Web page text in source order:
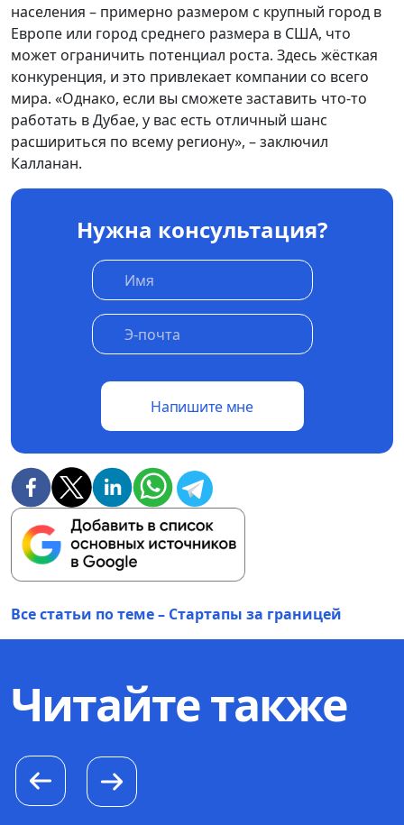
населения – примерно размером с крупный город в
Европе или город среднего размера в США, что
может ограничить потенциал роста. Здесь жёсткая
конкуренция, и это привлекает компании со всего
мира. «Однако, если вы сможете заставить что-то
работать в Дубае, у вас есть отличный шанс
расшириться по всему региону», – заключил
Калланан.
Нужна консультация?
Напишите мне
Все статьи по теме – Стартапы за границей
Читайте также